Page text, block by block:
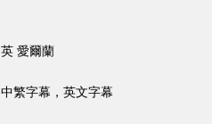
英 愛爾蘭
中繁字幕，英文字幕